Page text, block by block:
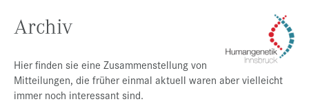
Internationales
Archiv
Hier finden sie eine Zusammenstellung von
Mitteilungen, die früher einmal aktuell waren aber vielleicht
immer noch interessant sind.